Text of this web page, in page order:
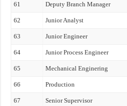
61 Deputy Branch Manager
62 Junior Analyst
63 Junior Engineer
64 Junior Process Engineer
65 Mechanical Enginering
66 Production
67 Senior Supervisor